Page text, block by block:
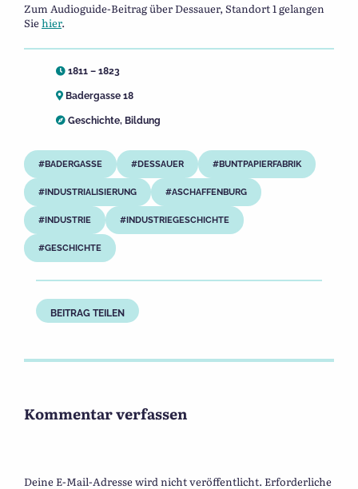
Zum Audioguide-Beitrag über Dessauer, Standort 1 gelangen
Siehier.
1811 – 1823
Badergasse 18
Geschichte, Bildung
BADERGASSE DESSAUER BUNTPAPIERFABRIK
INDUSTRIALISIERUNG ASCHAFFENBURG
INDUSTRIE INDUSTRIEGESCHICHTE
GESCHICHTE
BEITRAG TEILEN
Kommentar verfassen
Deine E-Mail-Adresse wird nicht veröffentlicht. Erforderliche